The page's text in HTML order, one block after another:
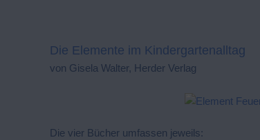
Die Elemente im Kindergartenalltag
von Gisela Walter, Herder Verlag
Die vier Bücher umfassen jeweils: